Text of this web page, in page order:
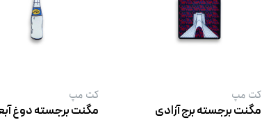
کت‌ مپ
مگنت برجسته برج آزادی
کت‌ مپ
مگنت برجسته دوغ